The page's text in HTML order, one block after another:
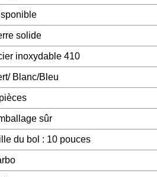
solide
inoxydable 410
Blanc/Bleu
sûr
du bol : 10 pouces